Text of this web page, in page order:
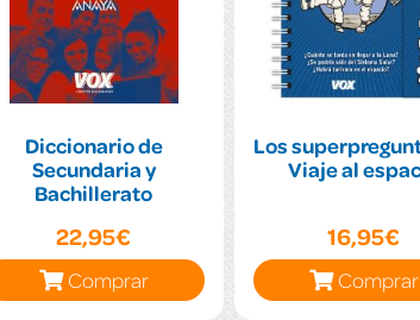
Diccionario de
Secundaria y
Bachillerato
22,95€
Comprar
Los
Viaje al
16,95€
Comprar